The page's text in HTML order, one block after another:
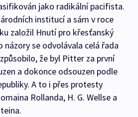
jako radikální pacifista.
institucí a sám v roce
založil Hnutí pro křesťanský
názory se odvolávala celá řada
že byl Pitter za první
a dokonce odsouzen podle
A to i přes protesty
Rollanda, H. G. Wellse a